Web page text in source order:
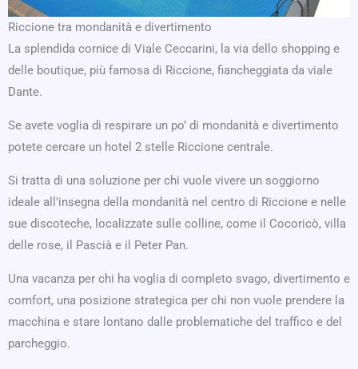
Riccione tra mondanità e divertimento
La splendida cornice di Viale Ceccarini, la via dello shopping e
delle boutique, più famosa di Riccione, fiancheggiata da viale
Dante.
Se avete voglia di respirare un po’ di mondanità e divertimento
potete cercare un hotel 2 stelle Riccione centrale.
Si tratta di una soluzione per chi vuole vivere un soggiorno
ideale all’insegna della mondanità nel centro di Riccione e nelle
sue discoteche, localizzate sulle colline, come il Cocoricò, villa
delle rose, il Pascià e il Peter Pan.
Una vacanza per chi ha voglia di completo svago, divertimento e
comfort, una posizione strategica per chi non vuole prendere la
macchina e stare lontano dalle problematiche del traffico e del
parcheggio.